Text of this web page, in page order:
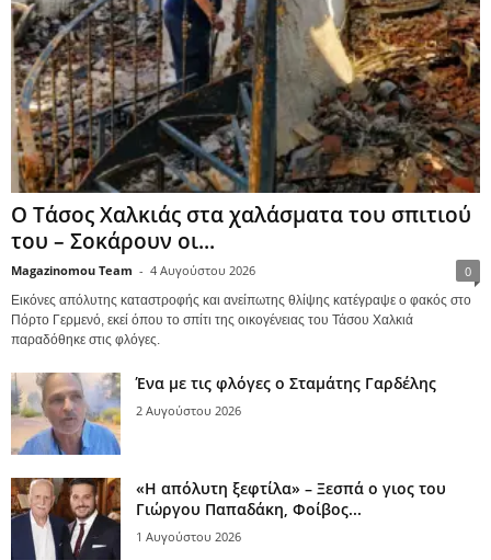
Ο Τάσος Χαλκιάς στα χαλάσματα του σπιτιού
του – Σοκάρουν οι...
Magazinomou Team - 4 Αυγούστου 2026 0
Εικόνες απόλυτης καταστροφής και ανείπωτης θλίψης κατέγραψε ο φακός στο
Πόρτο Γερμενό, εκεί όπου το σπίτι της οικογένειας του Τάσου Χαλκιά
παραδόθηκε στις φλόγες.
Ένα με τις φλόγες ο Σταμάτης Γαρδέλης
2 Αυγούστου 2026
«Η απόλυτη ξεφτίλα» – Ξεσπά ο γιος του
Γιώργου Παπαδάκη, Φοίβος...
1 Αυγούστου 2026